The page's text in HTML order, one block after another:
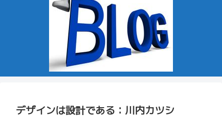
デザインは設計である：川内カツシ